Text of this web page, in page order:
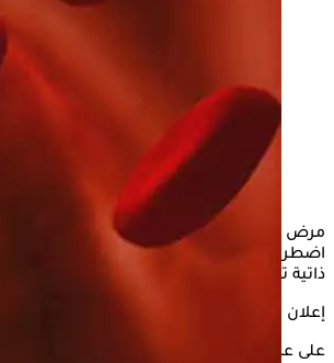
مرض
المكتسب، أو كما يُعرف
اضطراب نادر يصيب نظام تخثر الدم، حيث
ذاتية تهاجم عوامل التخثر، وخاصة العامل
إعلان
على عكس الناعور الوراثي، يحدث هذا المرض